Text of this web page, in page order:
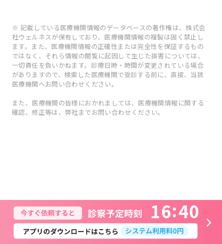
※ 記載している医療機関情報のデータベースの著作権は、株式会
社ウェルネスが保有しており、医療機関情報の複製は固く禁止し
ます。また、医療機関情報の正確性または完全性を保証するもの
ではなく、それら情報の閲覧に起因して生じた損害については、
一切責任を負いかねます。診療日時・時間が変更されている場合
がありますので、検索した医療機関で受診する前に、直接、当該
医療機関へお問い合わせください。
また、医療機関の皆様におかれましては、医療機関情報に関する
確認、修正等は、弊社までお問い合わせください。
16 40